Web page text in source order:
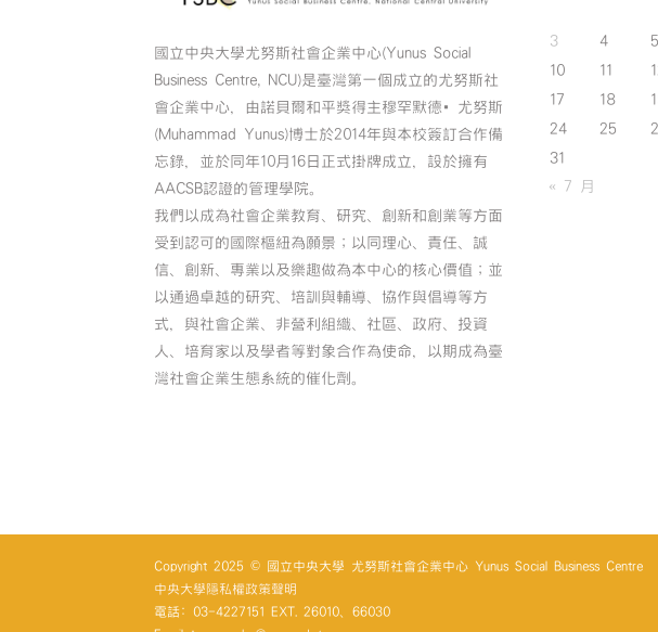
國立中央大學尤努斯社會企業中心(Yunus Social
Business Centre, NCU)是臺灣第一個成立的尤努斯社
會企業中心，由諾貝爾和平獎得主穆罕默德•尤努斯
(Muhammad Yunus)博士於2014年與本校簽訂合作備
忘錄，並於同年10月16日正式掛牌成立，設於擁有
AACSB認證的管理學院。
我們以成為社會企業教育、研究、創新和創業等方面
受到認可的國際樞紐為願景；以同理心、責任、誠
信、創新、專業以及樂趣做為本中心的核心價值；並
以通過卓越的研究、培訓與輔導、協作與倡導等方
式，與社會企業、非營利組織、社區、政府、投資
人、培育家以及學者等對象合作為使命，以期成為臺
灣社會企業生態系統的催化劑。
3
4 5
10
11
17
18
24
25
31
« 7 月
Copyright 2025 © 國立中央大學 尤努斯社會企業中心 Yunus Social Business Centre
中央大學隱私權政策聲明
電話: 03-4227151 EXT. 26010、66030